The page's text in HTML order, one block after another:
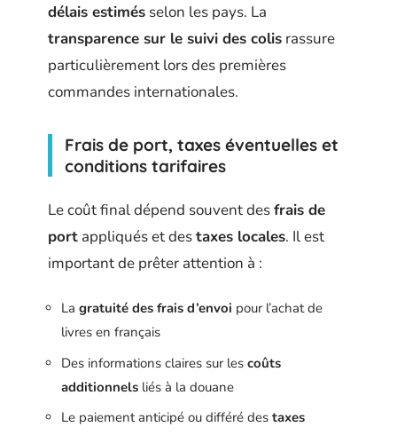
délais estimés selon les pays. La
transparence sur le suivi des colis rassure
particulièrement lors des premières
commandes internationales.
Frais de port, taxes éventuelles et
conditions tarifaires
Le coût final dépend souvent desfrais de
port appliqués et destaxes locales. Il est
important de prêter attention à :
La gratuité des frais d’envoi pour l’achat de
livres en français
Des informations claires sur les coûts
additionnels liés à la douane
Le paiement anticipé ou différé des taxes